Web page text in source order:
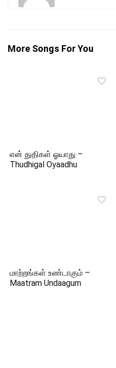
More Songs For You
என் துதிகள் ஓயாது –
Thudhigal Oyaadhu
மாற்றங்கள் உண்டாகும் –
Maatram Undaagum